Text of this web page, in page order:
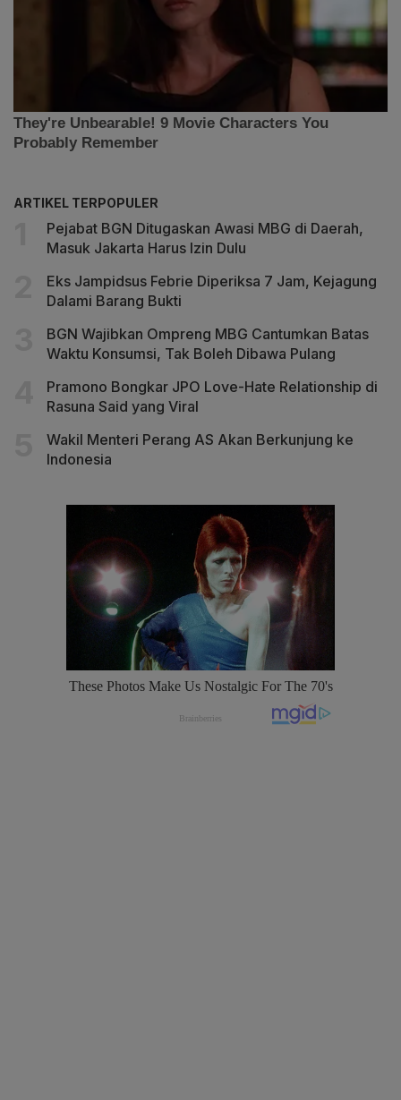
ARTIKEL TERPOPULER
Pejabat BGN Ditugaskan Awasi MBG di Daerah,
Masuk Jakarta Harus Izin Dulu
Eks Jampidsus Febrie Diperiksa 7 Jam, Kejagung
Dalami Barang Bukti
BGN Wajibkan Ompreng MBG Cantumkan Batas
Waktu Konsumsi, Tak Boleh Dibawa Pulang
Pramono Bongkar JPO Love-Hate Relationship di
Rasuna Said yang Viral
Wakil Menteri Perang AS Akan Berkunjung ke
Indonesia